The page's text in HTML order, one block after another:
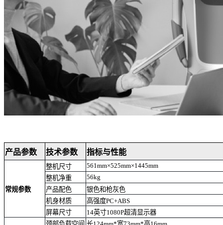
产品参数 技术参数 指标与性能
常规参数
整机尺寸
561mm×525mm×1445mm
整机净重
56kg
产品配色
银色和枪灰色
机身材质
高强度PC+ABS
屏幕尺寸
14英寸1080P超清显示器